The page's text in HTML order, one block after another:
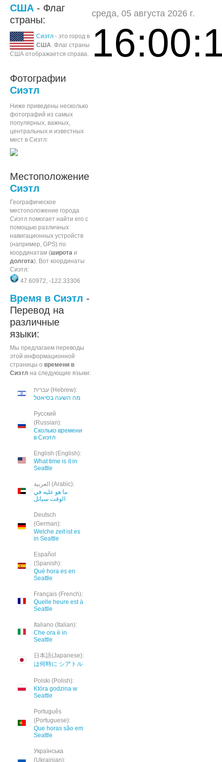
США - Флаг
страны:
Сиэтл - это город в
США. Флаг страны
США отображается справа.
Фотографии
Сиэтл
Ниже приведены несколько
фотографий из самых
популярных, важных,
центральных и известных
мест в Сиэтл:
Местоположение
Сиэтл
Географическое
местоположение города
Сиэтл помогает найти его с
помощью различных
навигационных устройств
(например, GPS) по
координатам (широта и
долгота). Вот координаты
Сиэтл:
47.60972, -122.33306
Время в Сиэтл -
Перевод на
различные
языки:
Мы предлагаем переводы
этой информационной
страницы о времени в
Сиэтл на следующие языки:
עברית (Hebrew):
מה השעה בסיאטל
Русский
(Russian):
Сколько времени
в Сиэтл
English (English):
What time is it in
Seattle
العربية (Arabic):
ما هو عليه في
الوقت سياتل
Deutsch
(German):
Welche zeit ist es
in Seattle
Español
(Spanish):
Qué hora es en
Seattle
Français (French):
Quelle heure est à
Seattle
Italiano (Italian):
Che ora è in
Seattle
日本語(Japanese):
は何時に シアトル
Polski (Polish):
Która godzina w
Seattle
Português
(Portuguese):
Que horas são em
Seattle
Українська
(Ukrainian):
среда, 05 августа 2026 г.